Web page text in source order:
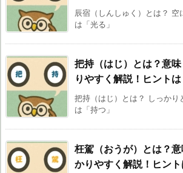
辰宿（しんしゅく）とは？ 空
は「光る」
把持（はじ）とは？意
りやすく解説！ヒントは
把持（はじ）とは？ しっかり
は「持つ」
枉駕（おうが）とは？
かりやすく解説！ヒント